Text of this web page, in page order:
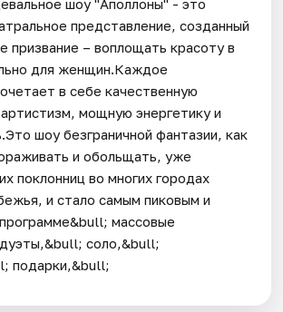
шоу "Аполлоны" - это
представление, созданный
призвание – воплощать красоту в
для женщин.Каждое
в себе качественную
мощную энергетику и
шоу безграничной фантазии, как
и обольщать, уже
поклонниц во многих городах
и стало самым пиковым и
массовые
соло,&bull;
подарки,&bull;